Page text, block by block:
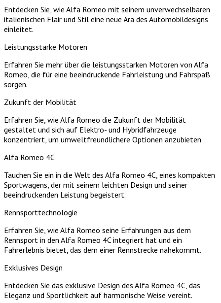
Entdecken Sie, wie Alfa Romeo mit seinem unverwechselbaren
italienischen Flair und Stil eine neue Ära des Automobildesigns
einleitet.
Leistungsstarke Motoren
Erfahren Sie mehr über die leistungsstarken Motoren von Alfa
Romeo, die für eine beeindruckende Fahrleistung und Fahrspaß
sorgen.
Zukunft der Mobilität
Erfahren Sie, wie Alfa Romeo die Zukunft der Mobilität
gestaltet und sich auf Elektro- und Hybridfahrzeuge
konzentriert, um umweltfreundlichere Optionen anzubieten.
Alfa Romeo 4C
Tauchen Sie ein in die Welt des Alfa Romeo 4C, eines kompakten
Sportwagens, der mit seinem leichten Design und seiner
beeindruckenden Leistung begeistert.
Rennsporttechnologie
Erfahren Sie, wie Alfa Romeo seine Erfahrungen aus dem
Rennsport in den Alfa Romeo 4C integriert hat und ein
Fahrerlebnis bietet, das dem einer Rennstrecke nahekommt.
Exklusives Design
Entdecken Sie das exklusive Design des Alfa Romeo 4C, das
Eleganz und Sportlichkeit auf harmonische Weise vereint.